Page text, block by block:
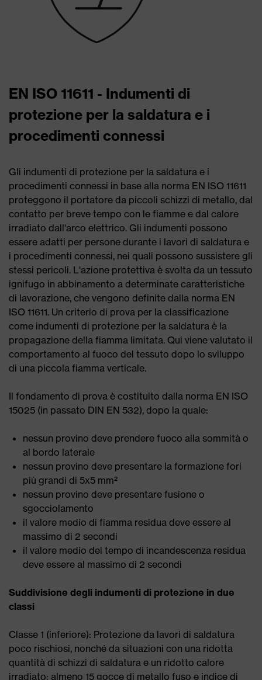
EN ISO 11611 - Indumenti di
protezione per la saldatura e i
procedimenti connessi
Gli indumenti di protezione per la saldatura e i
procedimenti connessi in base alla norma EN ISO 11611
proteggono il portatore da piccoli schizzi di metallo, dal
contatto per breve tempo con le fiamme e dal calore
irradiato dall'arco elettrico. Gli indumenti possono
essere adatti per persone durante i lavori di saldatura e
i procedimenti connessi, nei quali possono sussistere gli
stessi pericoli. L'azione protettiva è svolta da un tessuto
ignifugo in abbinamento a determinate caratteristiche
di lavorazione, che vengono definite dalla norma EN
ISO 11611. Un criterio di prova per la classificazione
come indumenti di protezione per la saldatura è la
propagazione della fiamma limitata. Qui viene valutato il
comportamento al fuoco del tessuto dopo lo sviluppo
di una piccola fiamma verticale.
Il fondamento di prova è costituito dalla norma EN ISO
15025 (in passato DIN EN 532), dopo la quale:
nessun provino deve prendere fuoco alla sommità o
al bordo laterale
nessun provino deve presentare la formazione fori
più grandi di 5x5 mm²
nessun provino deve presentare fusione o
sgocciolamento
il valore medio di fiamma residua deve essere al
massimo di 2 secondi
il valore medio del tempo di incandescenza residua
deve essere al massimo di 2 secondi
Suddivisione degli indumenti di protezione in due
classi
Classe 1 (inferiore): Protezione da lavori di saldatura
poco rischiosi, nonché da situazioni con una ridotta
quantità di schizzi di saldatura e un ridotto calore
irradiato; almeno 15 gocce di metallo fuso e indice di